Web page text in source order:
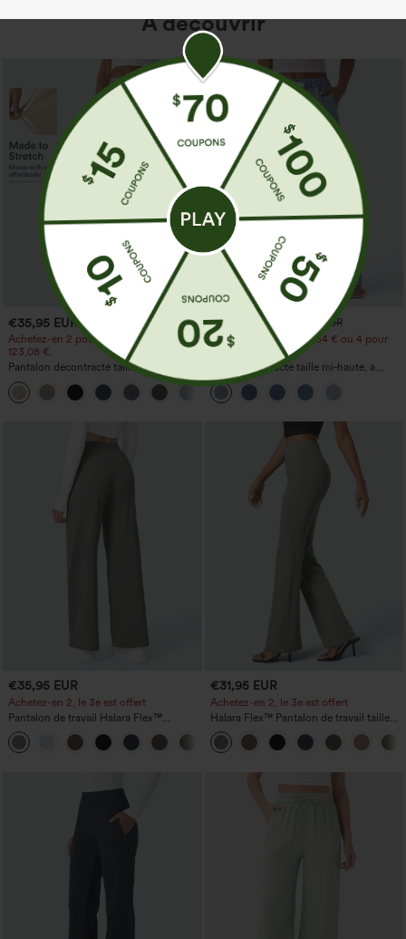
À découvrir
€35,95 EUR
Achetez-en 2 pour 61,54 € ou 4 pour
123,08 €.
Pantalon décontracté taille haute à
jambe droite, effet lin, avec poches
+5
€44,95 EUR
€49,95 EUR
Achetez-en 2 pour 61,54 € ou 4 pour
123,08 €.
Jean décontracté taille mi‑haute, à
cordon de serrage, avec poches
€35,95 EUR
Achetez-en 2, le 3e est offert
Pantalon de travail Halara Flex™
DayStretch à taille haute, avec poches et
coupe droite
+23
€31,95 EUR
Achetez-en 2, le 3e est offert
Halara Flex™ Pantalon de travail taille
haute avec poche latérale arrière et
légère coupe évasée